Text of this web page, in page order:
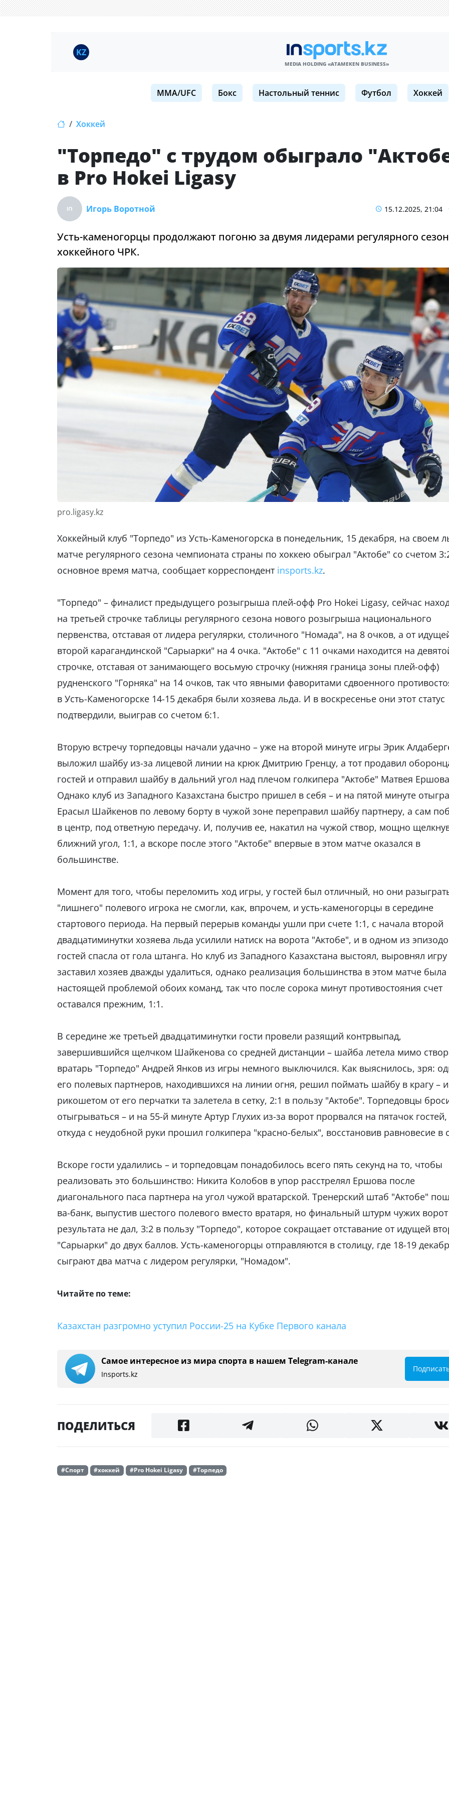
KZ
MEDIA HOLDING «ATAMEKЕN BUSINESS»
MMA/UFC Бокс Настольный теннис Футбол Хоккей
Хоккей
"Торпедо" с трудом обыграло
в Pro Hokei Ligasy
Игорь Воротной 15.12.2025, 21:04
Усть-каменогорцы продолжают погоню за двумя лидерами регулярного
хоккейного ЧРК.
pro.ligasy.kz
Хоккейный клуб "Торпедо" из Усть-Каменогорска в понедельник, 15 декабря, на своем
матче регулярного сезона чемпионата страны по хоккею обыграл "Актобе" со счетом
основное время матча, сообщает корреспондент insports.kz.
"Торпедо" – финалист предыдущего розыгрыша плей-офф Pro Hokei Ligasy, сейчас
на третьей строчке таблицы регулярного сезона нового розыгрыша национального
первенства, отставая от лидера регулярки, столичного "Номада", на 8 очков, а от
второй карагандинской "Сарыарки" на 4 очка. "Актобе" с 11 очками находится на
строчке, отставая от занимающего восьмую строчку (нижняя граница зоны плей-офф)
рудненского "Горняка" на 14 очков, так что явными фаворитами сдвоенного
в Усть-Каменогорске 14-15 декабря были хозяева льда. И в воскресенье они этот статус
подтвердили, выиграв со счетом 6:1.
Вторую встречу торпедовцы начали удачно – уже на второй минуте игры Эрик
выложил шайбу из-за лицевой линии на крюк Дмитрию Гренцу, а тот продавил
гостей и отправил шайбу в дальний угол над плечом голкипера "Актобе" Матвея
Однако клуб из Западного Казахстана быстро пришел в себя – и на пятой минуте
Ерасыл Шайкенов по левому борту в чужой зоне переправил шайбу партнеру, а сам
в центр, под ответную передачу. И, получив ее, накатил на чужой створ, мощно
ближний угол, 1:1, а вскоре после этого "Актобе" впервые в этом матче оказался в
большинстве.
Момент для того, чтобы переломить ход игры, у гостей был отличный, но они
"лишнего" полевого игрока не смогли, как, впрочем, и усть-каменогорцы в середине
стартового периода. На первый перерыв команды ушли при счете 1:1, с начала второй
двадцатиминутки хозяева льда усилили натиск на ворота "Актобе", и в одном из
гостей спасла от гола штанга. Но клуб из Западного Казахстана выстоял, выровнял
заставил хозяев дважды удалиться, однако реализация большинства в этом матче была
настоящей проблемой обоих команд, так что после сорока минут противостояния счет
оставался прежним, 1:1.
В середине же третьей двадцатиминутки гости провели разящий контрвыпад,
завершившийся щелчком Шайкенова со средней дистанции – шайба летела мимо
вратарь "Торпедо" Андрей Янков из игры немного выключился. Как выяснилось, зря:
его полевых партнеров, находившихся на линии огня, решил поймать шайбу в крагу – и
рикошетом от его перчатки та залетела в сетку, 2:1 в пользу "Актобе". Торпедовцы
отыгрываться – и на 55-й минуте Артур Глухих из-за ворот прорвался на пятачок гостей,
откуда с неудобной руки прошил голкипера "красно-белых", восстановив равновесие в
Вскоре гости удалились – и торпедовцам понадобилось всего пять секунд на то, чтобы
реализовать это большинство: Никита Колобов в упор расстрелял Ершова после
диагонального паса партнера на угол чужой вратарской. Тренерский штаб "Актобе"
ва-банк, выпустив шестого полевого вместо вратаря, но финальный штурм чужих ворот
результата не дал, 3:2 в пользу "Торпедо", которое сокращает отставание от идущей
"Сарыарки" до двух баллов. Усть-каменогорцы отправляются в столицу, где 18-19
сыграют два матча с лидером регулярки, "Номадом".
Читайте по теме:
Казахстан разгромно уступил России-25 на Кубке Первого канала
Самое интересное из мира спорта в нашем Telegram-канале
Insports.kz
ПОДЕЛИТЬСЯ
#Спорт #хоккей #Pro Hokei Ligasy #Торпедо